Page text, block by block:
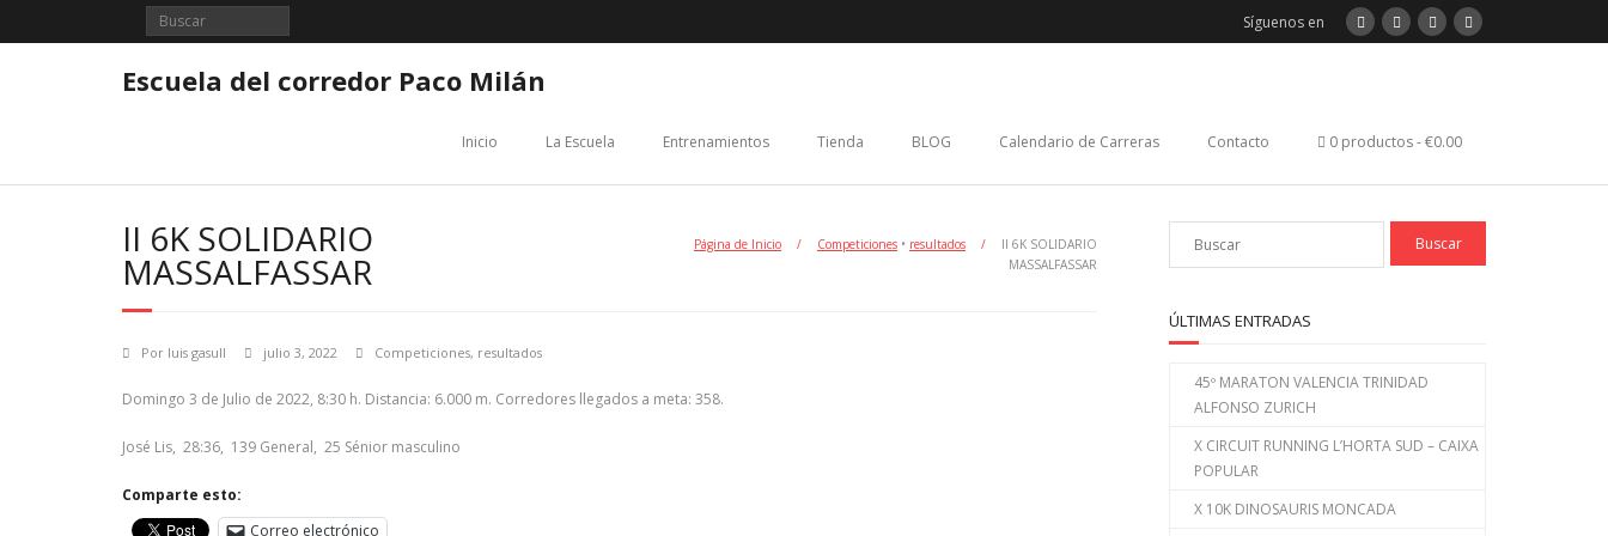
Síguenos en
Escuela del corredor Paco Milán
Inicio La Escuela Entrenamientos Tienda BLOG Calendario de Carreras Contacto 0 productos €0.00
II 6K SOLIDARIO
MASSALFASSAR
Página de Inicio / Competiciones • resultados /
II 6K SOLIDARIO
MASSALFASSAR
Por luis gasull julio 3, 2022 Competiciones, resultados
Domingo 3 de Julio de 2022, 8:30 h. Distancia: 6.000 m. Corredores llegados a meta: 358.
José Lis, 28:36, 139 General, 25 Sénior masculino
Comparte esto:
Correo electrónico
ÚLTIMAS ENTRADAS
45º MARATON VALENCIA TRINIDAD
ALFONSO ZURICH
X CIRCUIT RUNNING L’HORTA SUD – CAIXA
POPULAR
X 10K DINOSAURIS MONCADA